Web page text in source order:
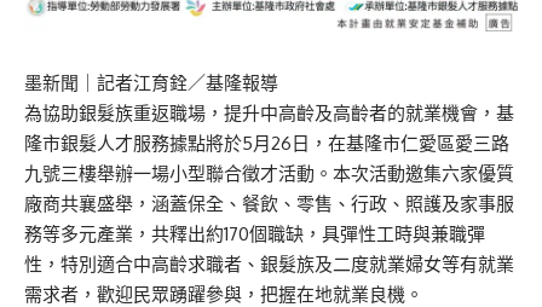
墨新聞 ｜記者江育銓／基隆報導
為協助銀髮族重返職場，提升中高齡及高齡者的就業機會，基
隆市銀髮人才服務據點將於5月26日，在基隆市仁愛區愛三路
九號三樓舉辦一場小型聯合徵才活動。本次活動邀集六家優質
廠商共襄盛舉，涵蓋保全、餐飲、零售、行政、照護及家事服
務等多元產業，共釋出約170個職缺，具彈性工時與兼職彈
性，特別適合中高齡求職者、銀髮族及二度就業婦女等有就業
需求者，歡迎民眾踴躍參與，把握在地就業良機。